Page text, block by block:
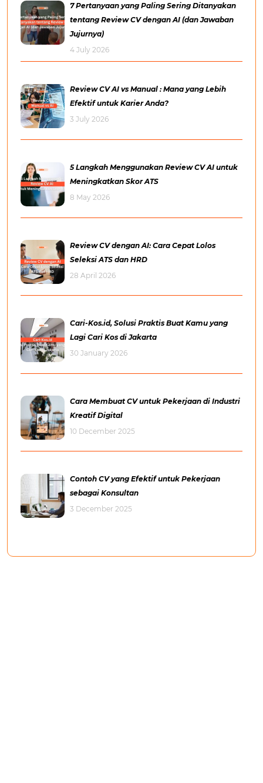
7 Pertanyaan yang Paling Sering Ditanyakan
tentang Review CV dengan AI (dan Jawaban
Jujurnya)
4 July 2026
Review CV AI vs Manual : Mana yang Lebih
Efektif untuk Karier Anda?
3 July 2026
5 Langkah Menggunakan Review CV AI untuk
Meningkatkan Skor ATS
8 May 2026
Review CV dengan AI: Cara Cepat Lolos
Seleksi ATS dan HRD
28 April 2026
Cari-Kos.id, Solusi Praktis Buat Kamu yang
Lagi Cari Kos di Jakarta
30 January 2026
Cara Membuat CV untuk Pekerjaan di Industri
Kreatif Digital
10 December 2025
Contoh CV yang Efektif untuk Pekerjaan
sebagai Konsultan
3 December 2025